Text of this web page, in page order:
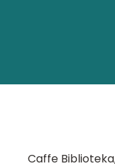
Caffe